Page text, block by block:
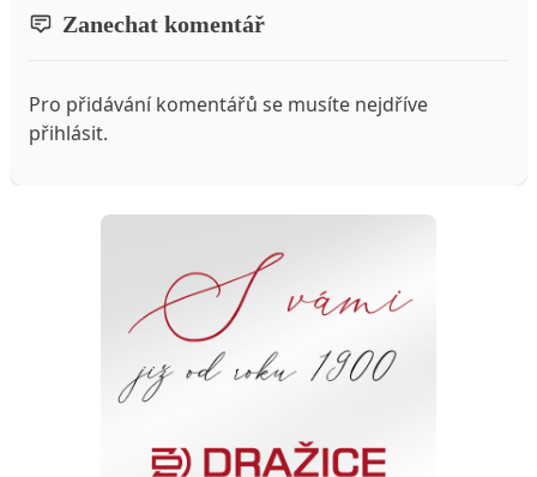
Zanechat komentář
Pro přidávání komentářů se musíte nejdříve
přihlásit.